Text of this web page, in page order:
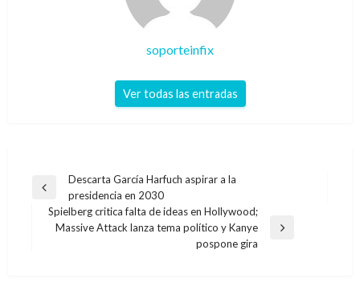
soporteinfix
Ver todas las entradas
Navegación
de
entradas
Entrada
anterior
Descarta García Harfuch aspirar a la
presidencia en 2030
Entrada
Spielberg critica falta de ideas en Hollywood;
Massive Attack lanza tema político y Kanye
pospone gira